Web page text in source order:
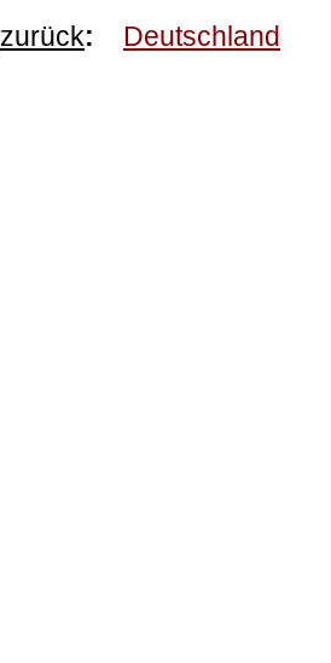
zurück: Deutschland